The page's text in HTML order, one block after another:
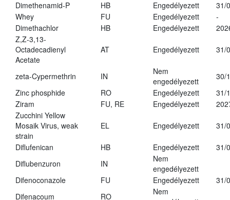
Dimethenamid-P HB Engedélyezett
31/
Whey
FU Engedélyezett
-
Dimethachlor
HB Engedélyezett
Z,Z-3,13-
Octadecadienyl
Acetate
AT Engedélyezett 31/
zeta-Cypermethrin IN
Nem
engedélyezett
30/
Zinc phosphide
RO Engedélyezett
31/
Ziram
FU, RE Engedélyezett
Zucchini Yellow
Mosaik Virus, weak
strain
EL Engedélyezett 31/
Diflufenican HB Engedélyezett
31/
Diflubenzuron
IN
Nem
engedélyezett
Difenoconazole
FU Engedélyezett
31/
Difenacoum
RO
Nem